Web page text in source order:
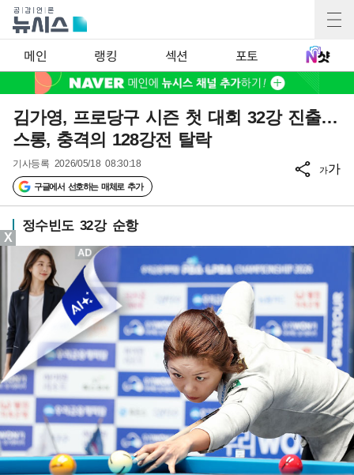
메인 랭킹 섹션 포토
김가영, 프로당구 시즌 첫 대회 32강 진출…
스롱, 충격의 128강전 탈락
기사등록 2026/05/18 08:30:18
구글에서 선호하는 매체로 추가
가가
정수빈도 32강 순항
X